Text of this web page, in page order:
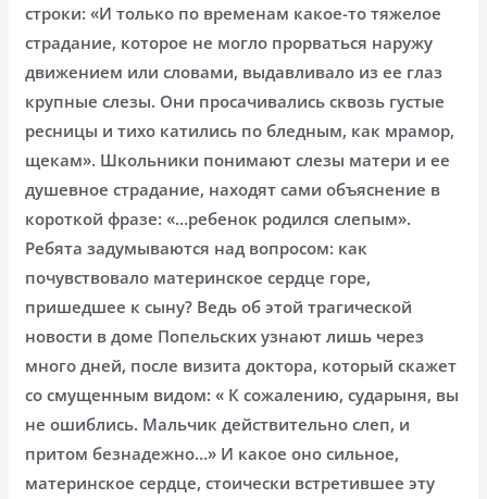
строки: «И только по временам какое-то тяжелое
страдание, которое не могло прорваться наружу
движением или словами, выдавливало из ее глаз
крупные слезы. Они просачивались сквозь густые
ресницы и тихо катились по бледным, как мрамор,
щекам». Школьники понимают слезы матери и ее
душевное страдание, находят сами объяснение в
короткой фразе: «…ребенок родился слепым».
Ребята задумываются над вопросом: как
почувствовало материнское сердце горе,
пришедшее к сыну? Ведь об этой трагической
новости в доме Попельских узнают лишь через
много дней, после визита доктора, который скажет
со смущенным видом: « К сожалению, сударыня, вы
не ошиблись. Мальчик действительно слеп, и
притом безнадежно…» И какое оно сильное,
материнское сердце, стоически встретившее эту